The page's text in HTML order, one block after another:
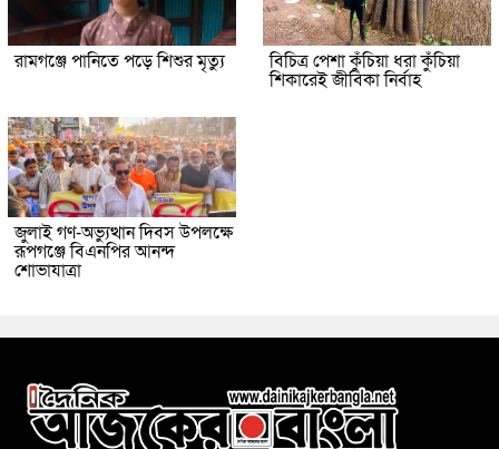
রামগঞ্জে পানিতে পড়ে শিশুর মৃত্যু বিচিত্র পেশা কুঁচিয়া ধরা কুঁচিয়া
শিকারেই জীবিকা নির্বাহ
জুলাই গণ-অভ্যুত্থান দিবস উপলক্ষে
রূপগঞ্জে বিএনপির আনন্দ
শোভাযাত্রা